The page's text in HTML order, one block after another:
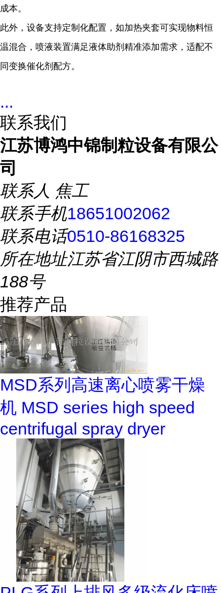
成本。
此外，设备支持定制化配置，如加热夹套可实现物料恒
温混合，喷液装置满足液体助剂精准添加需求，适配不
同 变换催化剂 配方。
...
联系我们
江苏博鸿中锦制粒设备有限公
司
联系人 焦工
联系手机18651002062
联系电话0510-86168325
所在地址江苏省江阴市西城路
188号
推荐产品
MSD系列高速离心喷雾干燥
机 MSD series high speed
centrifugal spray dryer